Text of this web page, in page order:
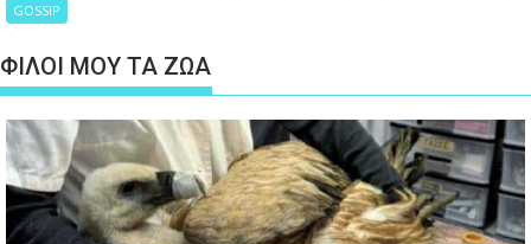
GOSSIP
ΦΙΛΟΙ ΜΟΥ ΤΑ ΖΩΑ